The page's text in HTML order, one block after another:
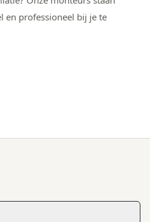
en professioneel bij je te